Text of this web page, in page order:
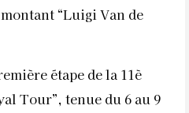
“Luigi Van de
étape de la 11è
Tour”, tenue du 6 au 9